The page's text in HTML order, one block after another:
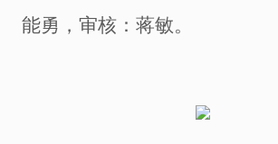
能勇 ， 审核：蒋敏。